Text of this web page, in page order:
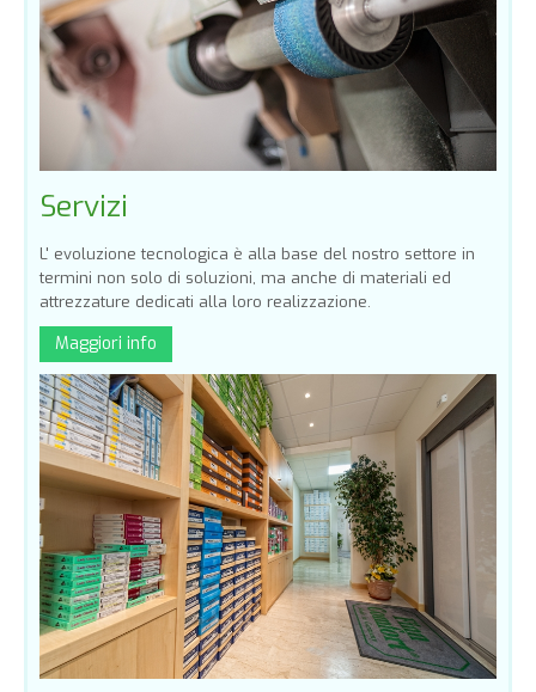
Servizi
L' evoluzione tecnologica è alla base del nostro settore in
termini non solo di soluzioni, ma anche di materiali ed
attrezzature dedicati alla loro realizzazione.
Maggiori info